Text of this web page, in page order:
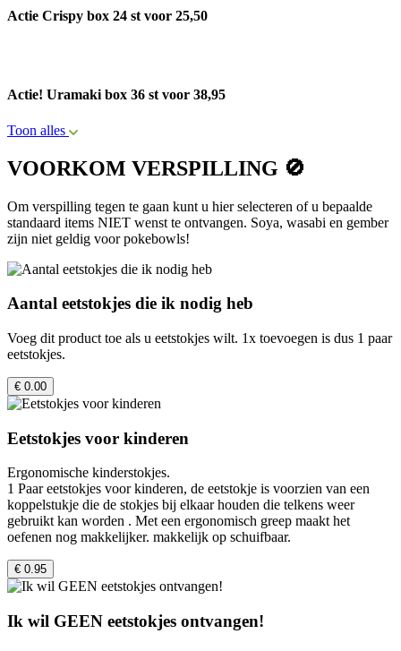
Actie Crispy box 24 st voor 25,50
Actie! Uramaki box 36 st voor 38,95
Toon alles
VOORKOM VERSPILLING 🚫
Om verspilling tegen te gaan kunt u hier selecteren of u bepaalde
standaard items NIET wenst te ontvangen. Soya, wasabi en gember
zijn niet geldig voor pokebowls!
Aantal eetstokjes die ik nodig heb
Voeg dit product toe als u eetstokjes wilt. 1x toevoegen is dus 1 paar
eetstokjes.
€ 0.00
Eetstokjes voor kinderen
Ergonomische kinderstokjes.
1 Paar eetstokjes voor kinderen, de eetstokje is voorzien van een
koppelstukje die de stokjes bij elkaar houden die telkens weer
gebruikt kan worden . Met een ergonomisch greep maakt het
oefenen nog makkelijker. makkelijk op schuifbaar.
€ 0.95
Ik wil GEEN eetstokjes ontvangen!